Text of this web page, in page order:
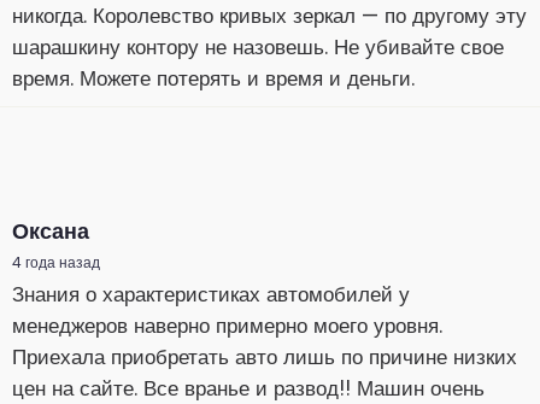
никогда. Королевство кривых зеркал — по другому эту
шарашкину контору не назовешь. Не убивайте свое
время. Можете потерять и время и деньги.
Оксана
4 года назад
Знания о характеристиках автомобилей у
менеджеров наверно примерно моего уровня.
Приехала приобретать авто лишь по причине низких
цен на сайте. Все вранье и развод!! Машин очень